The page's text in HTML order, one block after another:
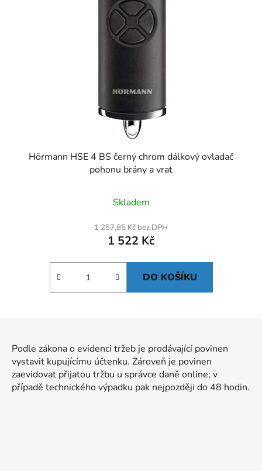
Hörmann HSE 4 BS černý chrom dálkový ovladač
pohonu brány a vrat
Skladem
1 257,85 Kč bez DPH
1 522 Kč
DO KOŠÍKU
Podle zákona o evidenci tržeb je prodávající povinen
vystavit kupujícímu účtenku. Zároveň je povinen
zaevidovat přijatou tržbu u správce daně online; v
případě technického výpadku pak nejpozději do 48 hodin.